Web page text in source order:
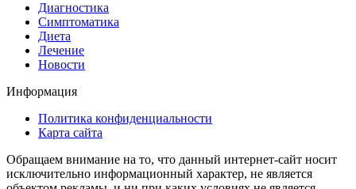
Диагностика
Cимптоматика
Диета
Лечение
Новости
Информация
Политика конфиденциальности
Карта сайта
Обращаем внимание на то, что данный интернет-сайт носит
исключительно информационный характер, не является